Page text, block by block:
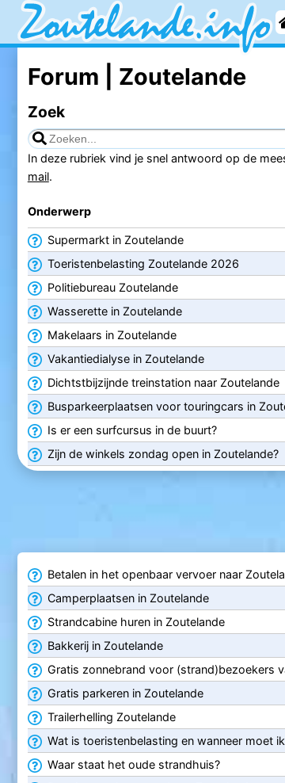
Forum | Zoutelande
Zoek
In deze rubriek vind je snel antwoord op de
mail.
Onderwerp
Supermarkt in Zoutelande
Toeristenbelasting Zoutelande 2026
Politiebureau Zoutelande
Wasserette in Zoutelande
Makelaars in Zoutelande
Vakantiedialyse in Zoutelande
Dichtstbijzijnde treinstation naar Zoutelande
Busparkeerplaatsen voor touringcars in
Is er een surfcursus in de buurt?
Zijn de winkels zondag open in Zoutelande?
Betalen in het openbaar vervoer naar
Camperplaatsen in Zoutelande
Strandcabine huren in Zoutelande
Bakkerij in Zoutelande
Gratis zonnebrand voor (strand)bezoekers
Gratis parkeren in Zoutelande
Trailerhelling Zoutelande
Wat is toeristenbelasting en wanneer moet
Waar staat het oude strandhuis?